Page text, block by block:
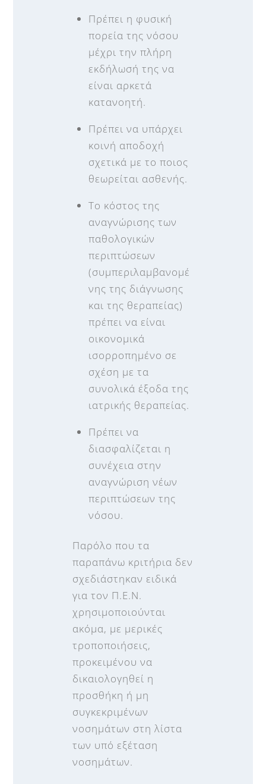
Πρέπει η φυσική
πορεία της νόσου
μέχρι την πλήρη
εκδήλωσή της να
είναι αρκετά
κατανοητή.
Πρέπει να υπάρχει
κοινή αποδοχή
σχετικά με το ποιος
θεωρείται ασθενής.
Το κόστος της
αναγνώρισης των
παθολογικών
περιπτώσεων
(συμπεριλαμβανομέ
νης της διάγνωσης
και της θεραπείας)
πρέπει να είναι
οικονομικά
ισορροπημένο σε
σχέση με τα
συνολικά έξοδα της
ιατρικής θεραπείας.
Πρέπει να
διασφαλίζεται η
συνέχεια στην
αναγνώριση νέων
περιπτώσεων της
νόσου.
Παρόλο που τα
παραπάνω κριτήρια δεν
σχεδιάστηκαν ειδικά
για τον Π.Ε.Ν.
χρησιμοποιούνται
ακόμα, με μερικές
τροποποιήσεις,
προκειμένου να
δικαιολογηθεί η
προσθήκη ή μη
συγκεκριμένων
νοσημάτων στη λίστα
των υπό εξέταση
νοσημάτων.